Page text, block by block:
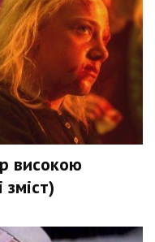
високою
зміст)